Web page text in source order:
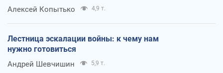
Алексей Копытько 4,9 т.
Лестница эскалации войны: к чему нам
нужно готовиться
Андрей Шевчишин 5,9 т.